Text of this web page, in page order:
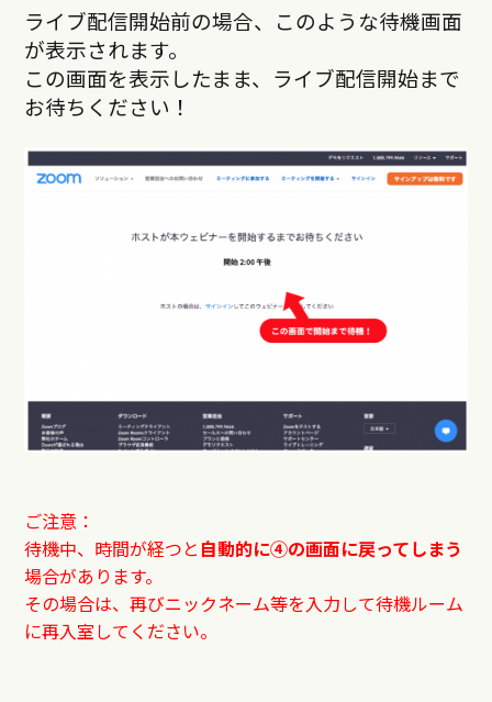
ライブ配信開始前の場合、このような待機画面
が表示されます。
この画面を表示したまま、ライブ配信開始まで
お待ちください！
ご注意：
待機中、時間が経つと 自動的に④の画面に戻ってしまう
場合があります。
その場合は、再びニックネーム等を入力して待機ルーム
に再入室してください。